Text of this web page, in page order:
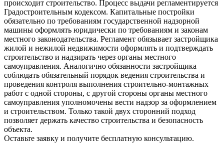
происходит строительство. Процесс выдачи регламентируется
Градостроительным кодексом. Капитальные постройки
обязательно по требованиям государственной надзорной
машины оформлять юридически по требованиям и законам
местного законодательства. Регламент обязывает застройщика
жилой и нежилой недвижимости оформлять и подтверждать
строительство и надзирать через органы местного
самоуправления. Аналогично обязанности застройщика
соблюдать обязательный порядок ведения строительства и
проведения контроля выполнения строительно-монтажных
работ с одной стороны, с другой стороны органы местного
самоуправления уполномочены вести надзор за оформлением
и строительством. Только такой двух сторонний подход
позволяет держать качество строительства и безопасность
объекта.
Оставьте заявку и получите бесплатную консультацию.